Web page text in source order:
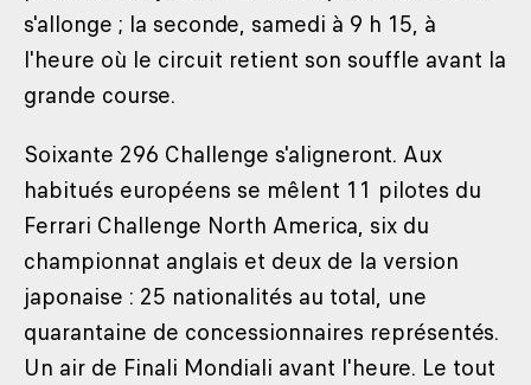
s'allonge ; la seconde, samedi à 9 h 15, à
l'heure où le circuit retient son souffle avant la
grande course.
Soixante 296 Challenge s'aligneront. Aux
habitués européens se mêlent 11 pilotes du
Ferrari Challenge North America, six du
championnat anglais et deux de la version
japonaise : 25 nationalités au total, une
quarantaine de concessionnaires représentés.
Un air de Finali Mondiali avant l'heure. Le tout